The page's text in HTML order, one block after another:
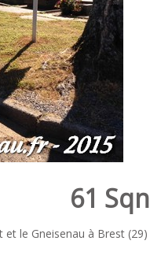
61 Sqn
le Gneisenau à Brest (29)